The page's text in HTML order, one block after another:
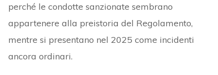
perché le condotte sanzionate sembrano
appartenere alla preistoria del Regolamento,
mentre si presentano nel 2025 come incidenti
ancora ordinari.